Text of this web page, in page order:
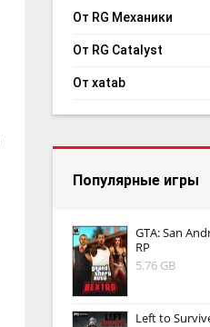
От RG Механики
От RG Catalyst
От xatab
Популярные игры
GTA: San
RP
5.76 GB
Left to